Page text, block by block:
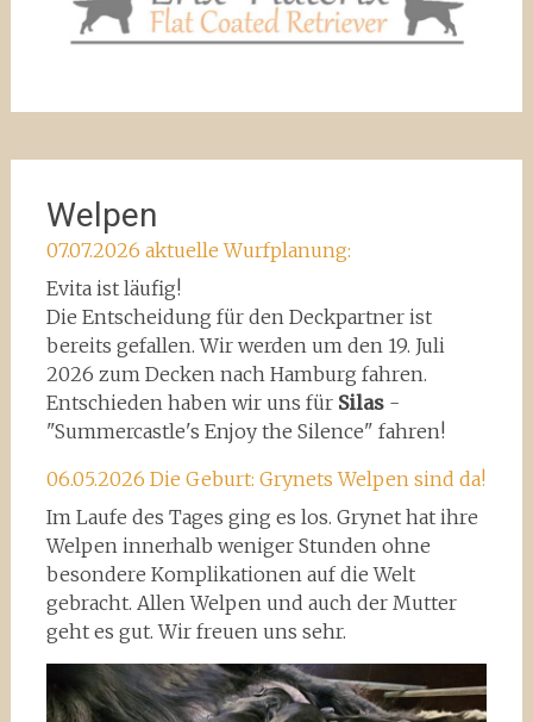
Welpen
07.07.2026 aktuelle Wurfplanung:
Evita ist läufig!
Die Entscheidung für den Deckpartner ist
bereits gefallen. Wir werden um den 19. Juli
2026 zum Decken nach Hamburg fahren.
Entschieden haben wir uns für Silas-
"Summercastle's Enjoy the Silence" fahren!
06.05.2026 Die Geburt: Grynets Welpen sind da!
Im Laufe des Tages ging es los. Grynet hat ihre
Welpen innerhalb weniger Stunden ohne
besondere Komplikationen auf die Welt
gebracht. Allen Welpen und auch der Mutter
geht es gut. Wir freuen uns sehr.